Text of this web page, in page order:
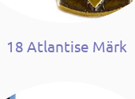
18 Atlantise Märk